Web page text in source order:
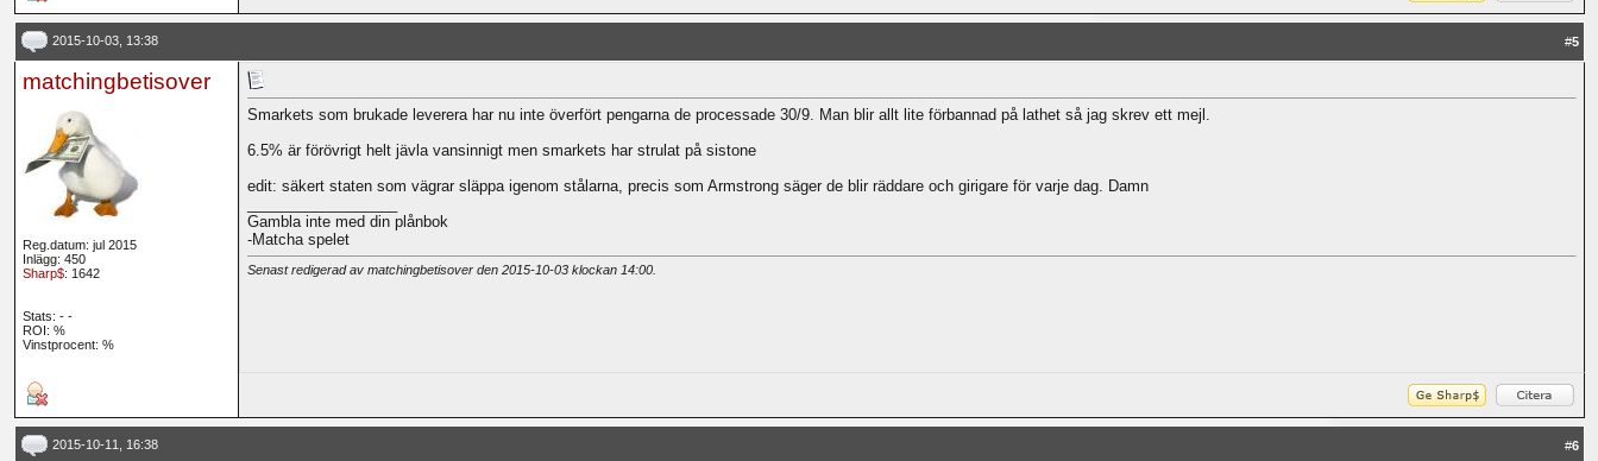
2015-10-03, 13:38 #5
matchingbetisover
Reg.datum: jul 2015
Inlägg: 450
Sharp$: 1642
Stats: - -
ROI: %
Vinstprocent: %
Smarkets som brukade leverera har nu inte överfört pengarna de processade 30/9. Man blir allt lite förbannad på lathet så jag skrev ett mejl.
6.5% är förövrigt helt jävla vansinnigt men smarkets har strulat på sistone
edit: säkert staten som vägrar släppa igenom stålarna, precis som Armstrong säger de blir räddare och girigare för varje dag. Damn
Gambla inte med din plånbok
-Matcha spelet
Senast redigerad av matchingbetisover den 2015-10-03 klockan 14:00.
2015-10-11, 16:38 #6